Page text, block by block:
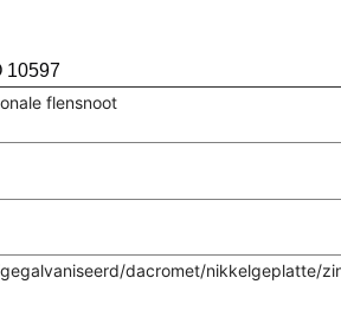
10597
flensnoot
dacromet/nikkelgeplatte/